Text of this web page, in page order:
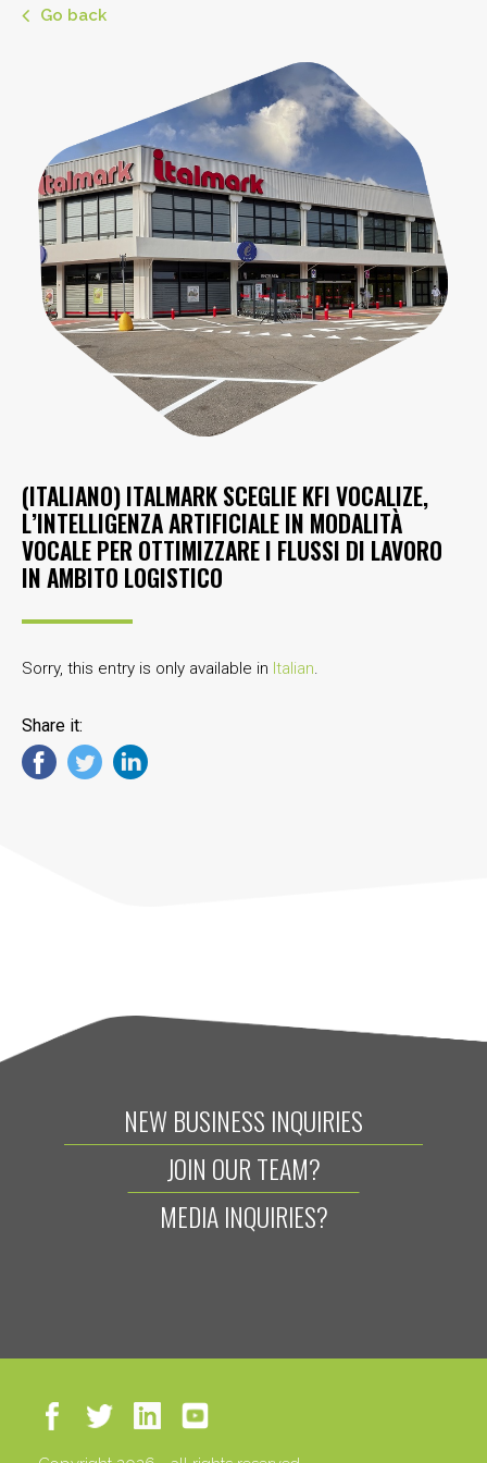
Go back
(ITALIANO) ITALMARK SCEGLIE KFI VOCALIZE,
L’INTELLIGENZA ARTIFICIALE IN MODALITÀ
VOCALE PER OTTIMIZZARE I FLUSSI DI LAVORO
IN AMBITO LOGISTICO
Sorry, this entry is only available in Italian.
Share it:
NEW BUSINESS INQUIRIES
JOIN OUR TEAM?
MEDIA INQUIRIES?